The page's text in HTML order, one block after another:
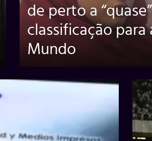
de perto a “quase”
classificação para
Mundo